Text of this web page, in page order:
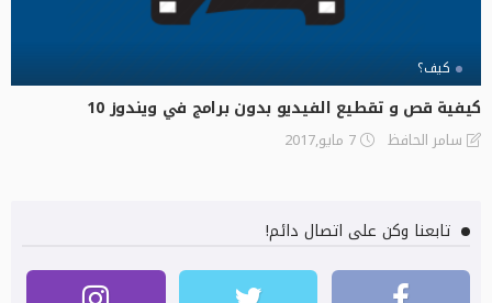
كيف؟
كيفية قص و تقطيع الفيديو بدون برامج في ويندوز 10
سامر الحافظ 7 مايو,2017
تابعنا وكن على اتصال دائم!